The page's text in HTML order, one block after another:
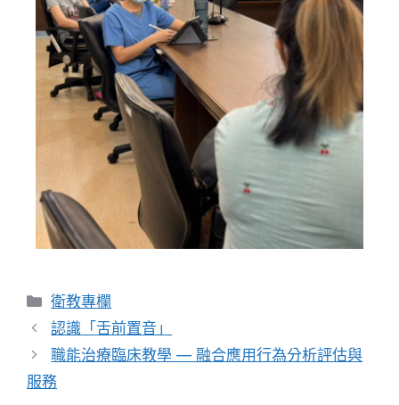
衛教專欄
認識「舌前置音」
職能治療臨床教學 — 融合應用行為分析評估與
服務